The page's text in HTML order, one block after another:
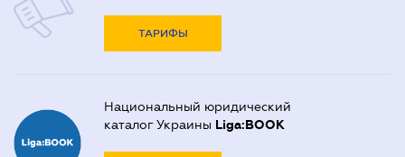
ТАРИФЫ
Национальный юридический
каталог Украины Liga:BOOK